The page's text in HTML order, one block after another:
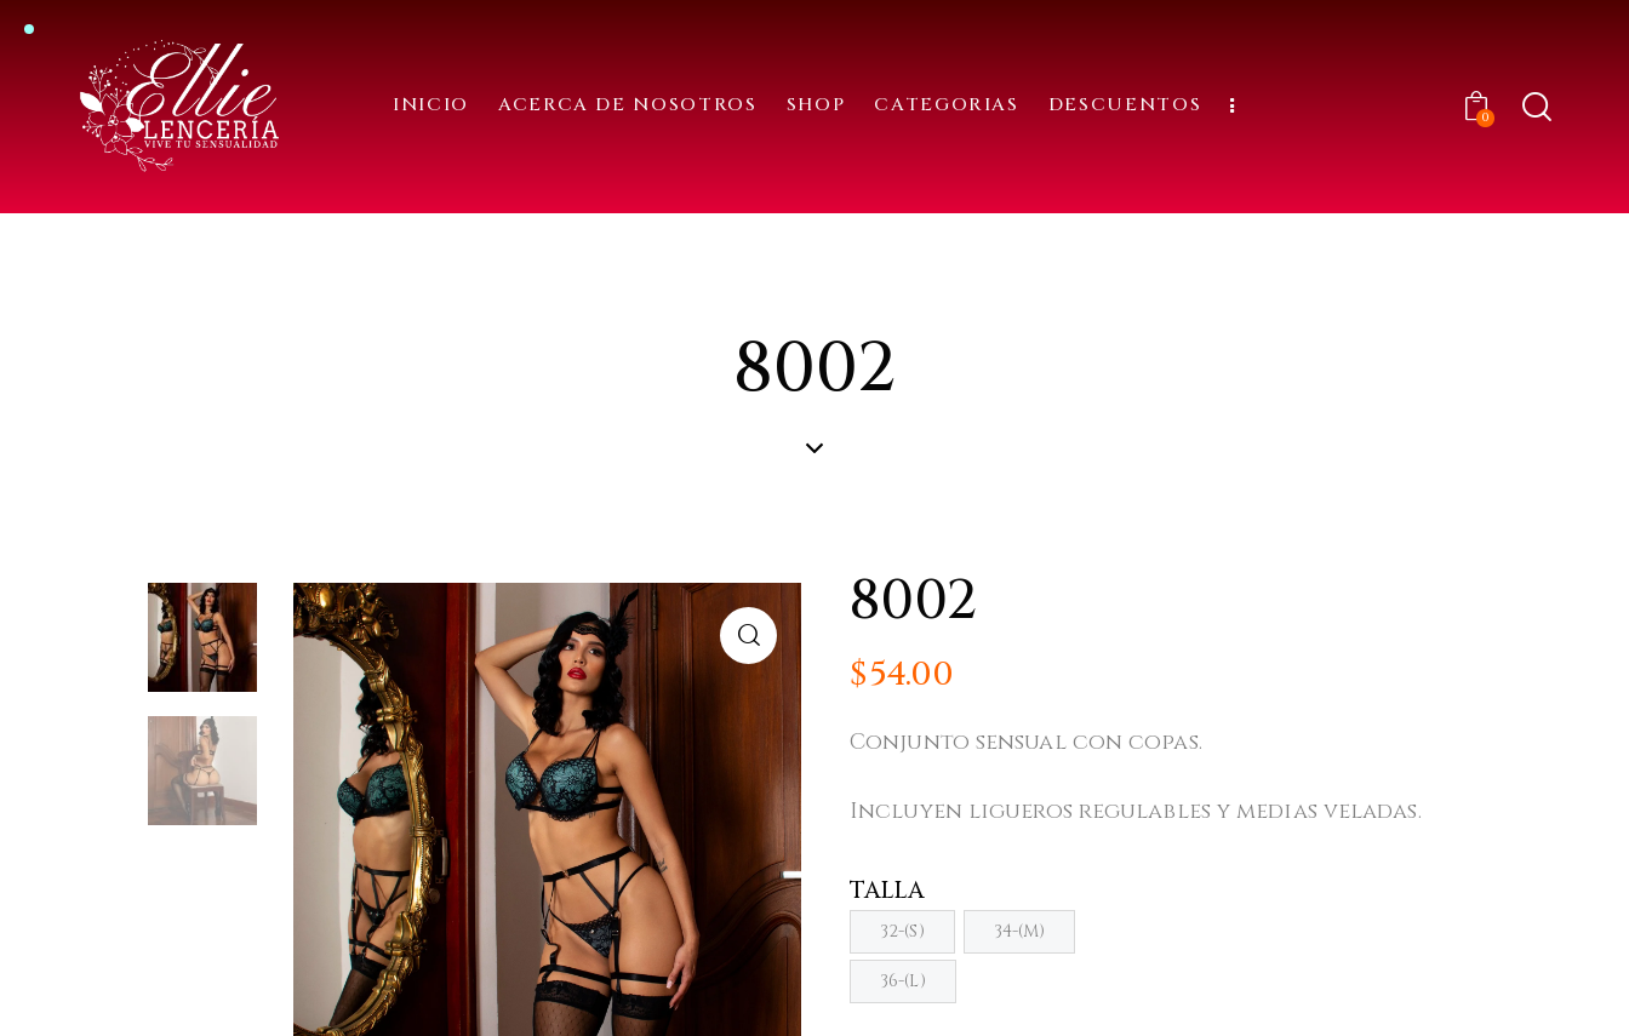
INICIO ACERCA DE NOSOTROS SHOP CATEGORIAS DESCUENTOS 0
8002
8002
$54.00
Conjunto sensual con copas.
Incluyen ligueros regulables y medias veladas.
TALLA
32-(S) 34-(M)
36-(L)